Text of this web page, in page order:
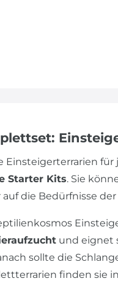
Einsteigerterrarien
Starter Kits. Sie
auf die Bedürfnisse
und eignet
sollte die
finden sie